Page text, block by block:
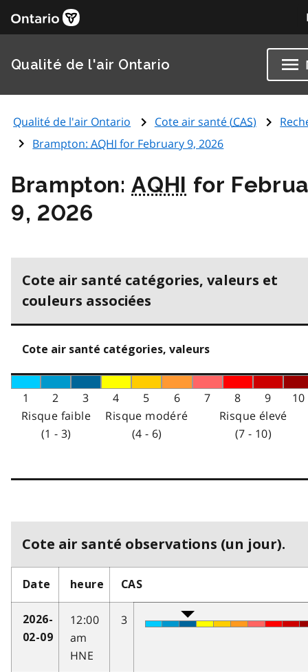
Qualité de l'air Ontario
Qualité de l'air Ontario Cote air santé (CAS)
Brampton:AQHI for February 9, 2026
Brampton:AQHI for
9, 2026
Cote air santé catégories, valeurs et
couleurs associées
Cote air santé catégories, valeurs
1 2 3 4 5 6 7 8 9
10
Risque faible
(1 - 3)
Risque modéré
(4 - 6)
Risque élevé
(7 - 10)
Cote air santé observations (un jour).
Date heure CAS
2026-
02-09
12:00
am
HNE
3